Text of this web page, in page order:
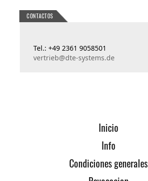
CONTACTOS
Tel.: +49 2361 9058501
vertrieb@dte-systems.de
Inicio
Info
Condiciones generales